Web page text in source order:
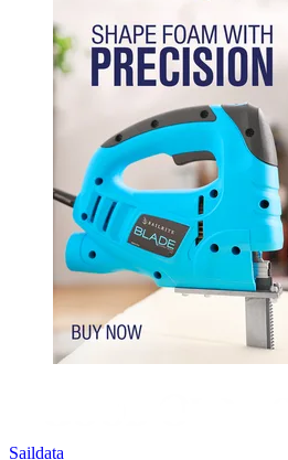
Saildata